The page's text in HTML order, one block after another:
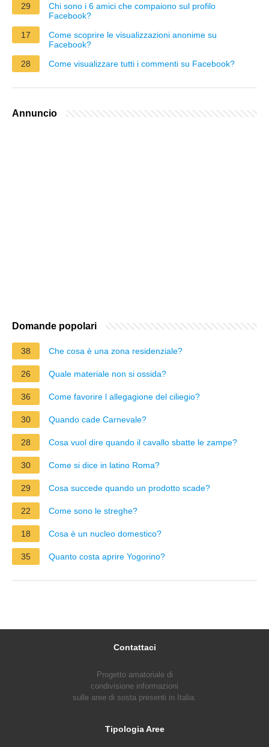
29
Chi sono i 6 amici che compaiono sul profilo
Facebook?
17
Come scoprire le visualizzazioni anonime su
Facebook?
28
Come visualizzare tutti i commenti su Facebook?
Annuncio
Domande popolari
38 Che cosa è una zona residenziale?
26 Quale materiale non si ossida?
36 Come favorire l allegagione del ciliegio?
30 Quando cade Carnevale?
28 Cosa vuol dire quando il cavallo sbatte le zampe?
30 Come si dice in latino Roma?
29 Cosa succede quando un prodotto scade?
22 Come sono le streghe?
18 Cosa è un nucleo domestico?
35 Quanto costa aprire Yogorino?
Contattaci
Progetto amatoriale di
condivisione informazioni
sulle aree di sosta presenti in Italia.
Tipologia Aree